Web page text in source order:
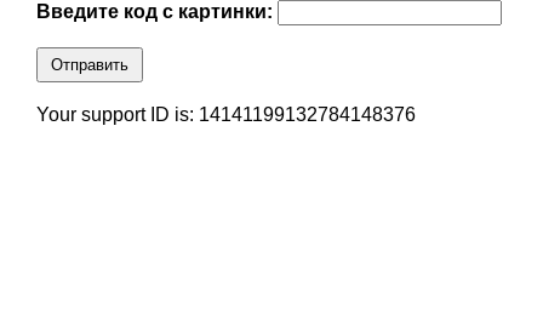
Введите код с картинки:
Отправить
Your support ID is: 14141199132784148376